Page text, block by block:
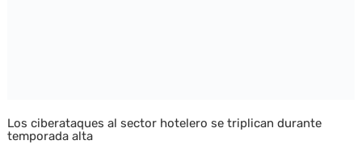
Los ciberataques al sector hotelero se triplican durante
temporada alta